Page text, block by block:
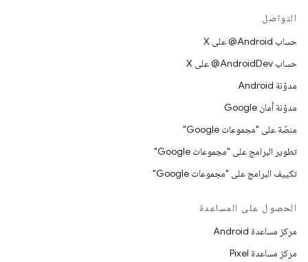
التواصل
حساب ‎@Android على X
حساب ‎@AndroidDev على X
مدوّنة Android
مدوّنة أمان Google
منصّة على "مجموعات Google"
تطوير البرامج على "مجموعات Google"
تكييف البرامج على "مجموعات Google"
الحصول على المساعدة
مركز مساعدة Android
مركز مساعدة Pixel